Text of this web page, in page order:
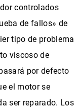
controlados
de fallos» de
tipo de problema
viscoso de
por defecto
el motor se
ser reparado. Los